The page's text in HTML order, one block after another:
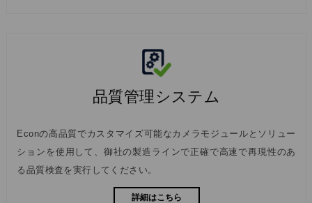
品質管理システム
Econの高品質でカスタマイズ可能なカメラモジュールとソリュー
ションを使用して、御社の製造ラインで正確で高速で再現性のあ
る品質検査を実行してください。
詳細はこちら